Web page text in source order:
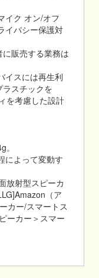
イク オン/オフ
イバシー保護対
販売する業務は
イスには再生利
スチックを
を考慮した設計
によって変動す
放射型スピーカ
（ア
カー/スマートス
ーカー＞スマー